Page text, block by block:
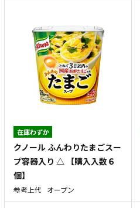
在庫わずか
クノール ふんわりたまごスー
プ容器入り △ 【購入入数６
個】
参考上代 オープン